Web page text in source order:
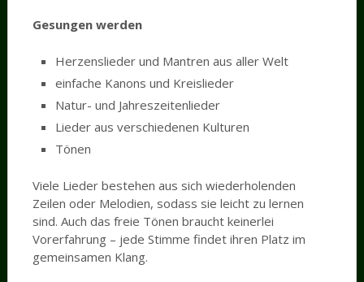
Gesungen werden
Herzenslieder und Mantren aus aller Welt
einfache Kanons und Kreislieder
Natur- und Jahreszeitenlieder
Lieder aus verschiedenen Kulturen
Tönen
Viele Lieder bestehen aus sich wiederholenden
Zeilen oder Melodien, sodass sie leicht zu lernen
sind. Auch das freie Tönen braucht keinerlei
Vorerfahrung – jede Stimme findet ihren Platz im
gemeinsamen Klang.